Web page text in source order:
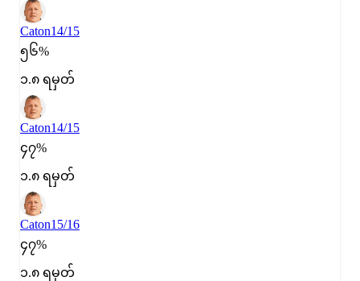
Caton14/15
၅၆%
၁.၈ ရမှတ်
Caton14/15
၄၇%
၁.၈ ရမှတ်
Caton15/16
၄၇%
၁.၈ ရမှတ်